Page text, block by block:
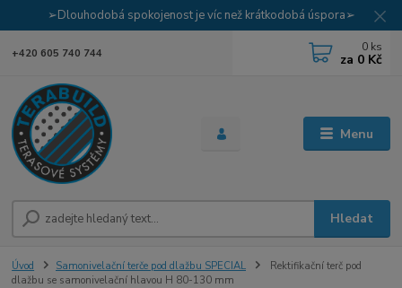
➢Dlouhodobá spokojenost je víc než krátkodobá úspora➢
Menu
Hledat
+420 605 740 744 0 ks
za 0 Kč
Úvod Samonivelační terče pod dlažbu SPECIAL
Rektifikační terč pod
dlažbu se samonivelační hlavou H 80-130 mm